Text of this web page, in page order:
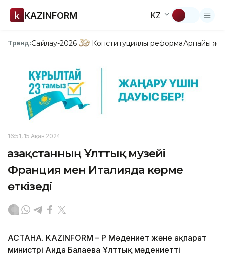
KAZINFORM KZ
Тренд:Сайлау-2026 Конституциялық реформаАрнайы
16:51, 15 Ақпан 2024
Қазақстанның Ұлттық музейі
Франция мен Италияда көрме
өткізеді
АСТАНА. KAZINFORM – ҚР Мәдениет және ақпарат
министрі Аида Балаева Ұлттық мәдениетті